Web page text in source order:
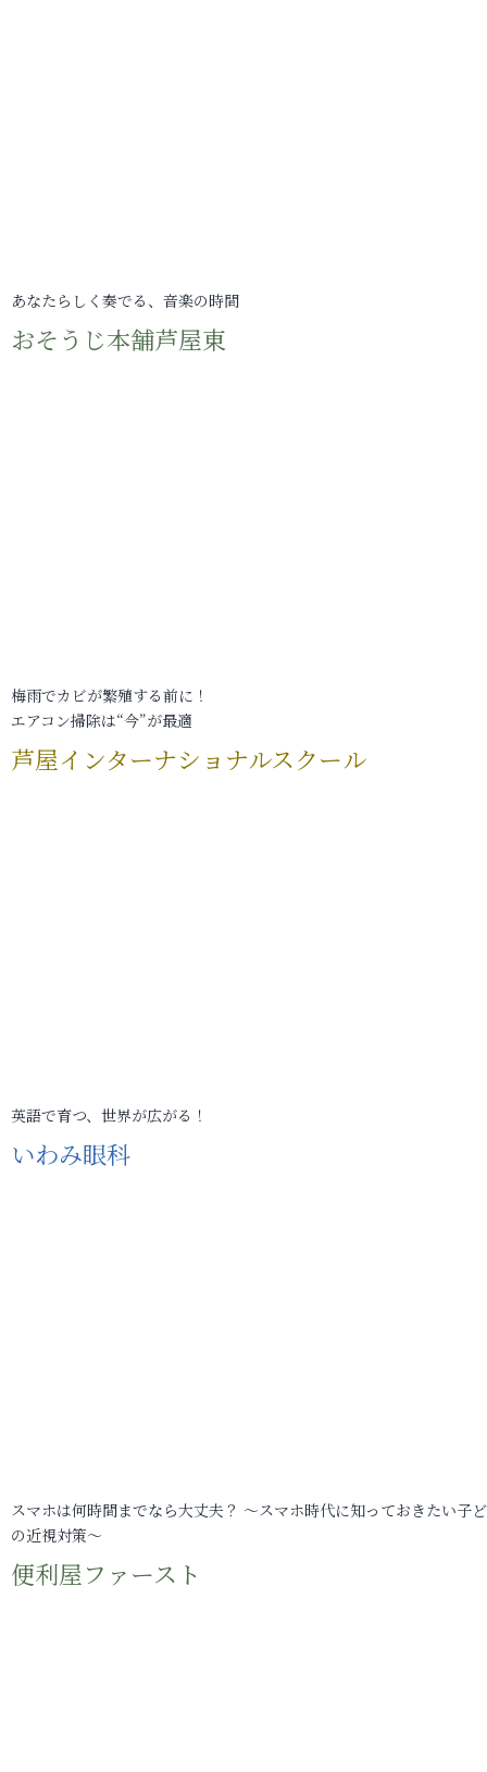
あなたらしく奏でる、音楽の時間
おそうじ本舗芦屋東
梅雨でカビが繁殖する前に！
エアコン掃除は“今”が最適
芦屋インターナショナルスクール
英語で育つ、世界が広がる！
いわみ眼科
スマホは何時間までなら大丈夫？ ～スマホ時代に知っておきたい子
の近視対策～
便利屋ファースト